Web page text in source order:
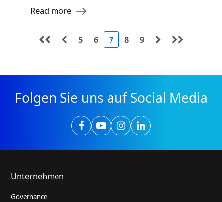
Read more
5 6 7 8 9
Folgen Sie uns auf Social Media
Unternehmen
Governance